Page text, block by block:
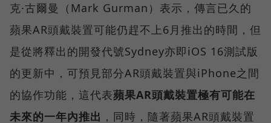
克·古爾曼（Mark Gurman）表示，傳言已久的
蘋果AR頭戴裝置可能仍趕不上6月推出的時間，但
是從將釋出的開發代號Sydney亦即iOS 16測試版
的更新中，可預見部分AR頭戴裝置與iPhone之間
的協作功能，這代表蘋果AR頭戴裝置極有可能在
未來的一年內推出 ，同時，隨著蘋果AR頭戴裝置